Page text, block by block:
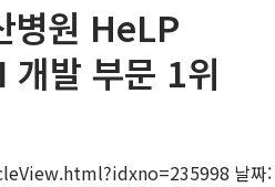
병원 HeLP
발 부문 1위
날짜: